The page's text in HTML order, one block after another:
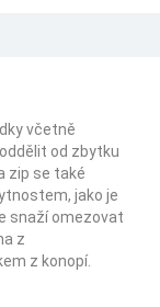
včetně
od zbytku
zip se také
jako je
snaží omezovat
z
z konopí.